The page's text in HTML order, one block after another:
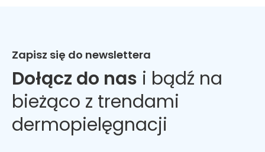
Zapisz się do newslettera
Dołącz do nas i bądź na
bieżąco z trendami
dermopielęgnacji